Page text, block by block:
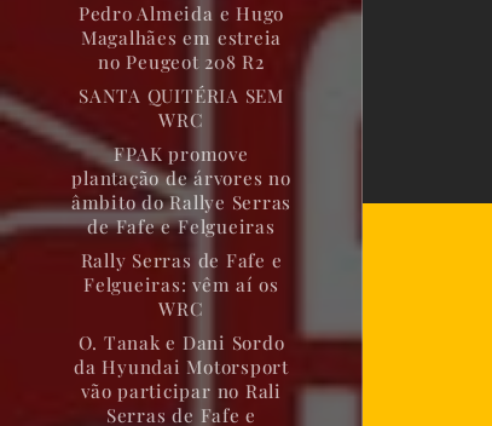
Pedro Almeida e Hugo
Magalhães em estreia
no Peugeot 208 R2
SANTA QUITÉRIA SEM
WRC
FPAK promove
plantação de árvores no
âmbito do Rallye Serras
de Fafe e Felgueiras
Rally Serras de Fafe e
Felgueiras: vêm aí os
WRC
O. Tanak e Dani Sordo
da Hyundai Motorsport
vão participar no Rali
Serras de Fafe e